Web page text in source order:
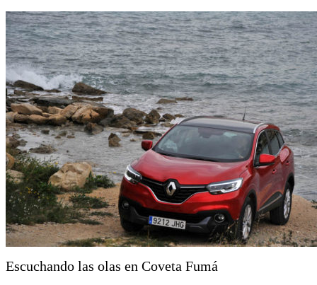
Escuchando las olas en Coveta Fumá